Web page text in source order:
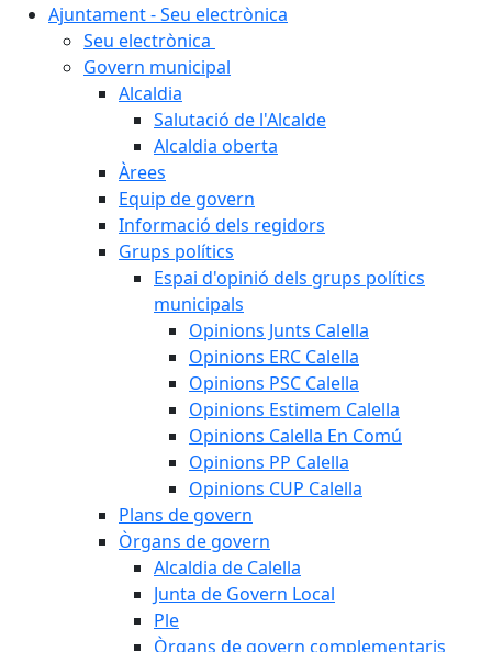
Ajuntament - Seu electrònica
Seu electrònica
Govern municipal
Alcaldia
Salutació de l'Alcalde
Alcaldia oberta
Àrees
Equip de govern
Informació dels regidors
Grups polítics
Espai d'opinió dels grups polítics
municipals
Opinions Junts Calella
Opinions ERC Calella
Opinions PSC Calella
Opinions Estimem Calella
Opinions Calella En Comú
Opinions PP Calella
Opinions CUP Calella
Plans de govern
Òrgans de govern
Alcaldia de Calella
Junta de Govern Local
Ple
Òrgans de govern complementaris